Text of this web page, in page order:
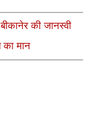
की जानस्वी
का मान